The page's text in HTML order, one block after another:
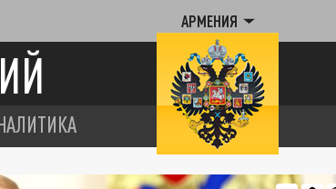
АРМЕНИЯ